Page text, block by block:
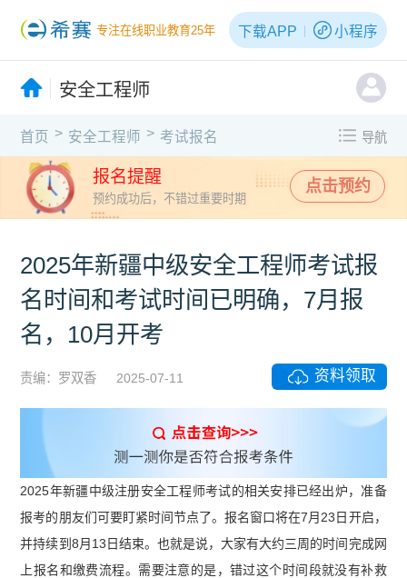
专注在线职业教育25年 下载APP 小程序
安全工程师
首页 > 安全工程师 > 考试报名 导航
报名提醒
预约成功后，不错过重要时期
点击预约
2025年新疆中级安全工程师考试报
名时间和考试时间已明确，7月报
名，10月开考
责编：罗双香 2025-07-11 资料领取
2025年新疆中级注册安全工程师考试的相关安排已经出炉，准备
报考的朋友们可要盯紧时间节点了。报名窗口将在7月23日开启，
并持续到8月13日结束。也就是说，大家有大约三周的时间完成网
上报名和缴费流程。需要注意的是，错过这个时间段就没有补救